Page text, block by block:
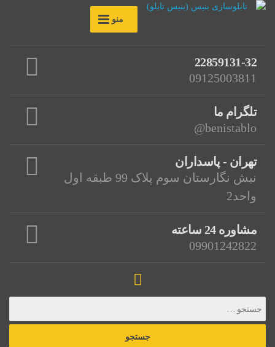
منو
22859131-32
09125003811
تلگرام ما
benistablo@
تهران - پاسداران
نبش نگارستان سوم پلاک 99 طبقه اول
واحد2
مشاوره 24 ساعته
09901242822